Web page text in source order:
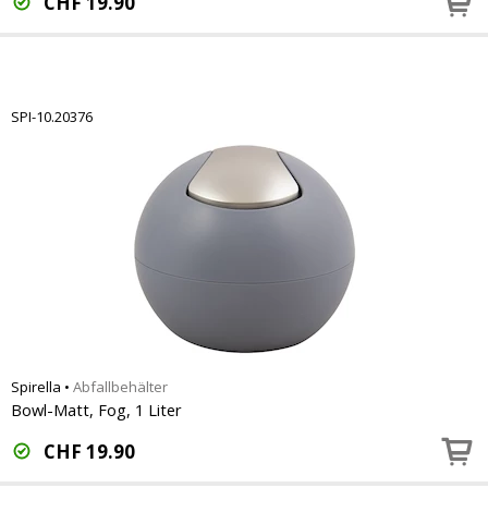
SPI-10.20376
Spirella • Abfallbehälter
Bowl-Matt, Fog, 1 Liter
CHF 19.90